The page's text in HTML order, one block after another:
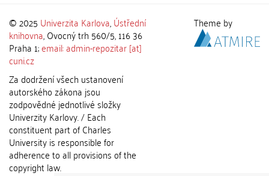
© 2025 Univerzita Karlova,Ústřední
knihovna, Ovocný trh 560/5, 116 36
Praha 1;email: admin-repozitar [at]
cuni.cz
Za dodržení všech ustanovení
autorského zákona jsou
zodpovědné jednotlivé složky
Univerzity Karlovy. / Each
constituent part of Charles
University is responsible for
adherence to all provisions of the
copyright law.
Theme by